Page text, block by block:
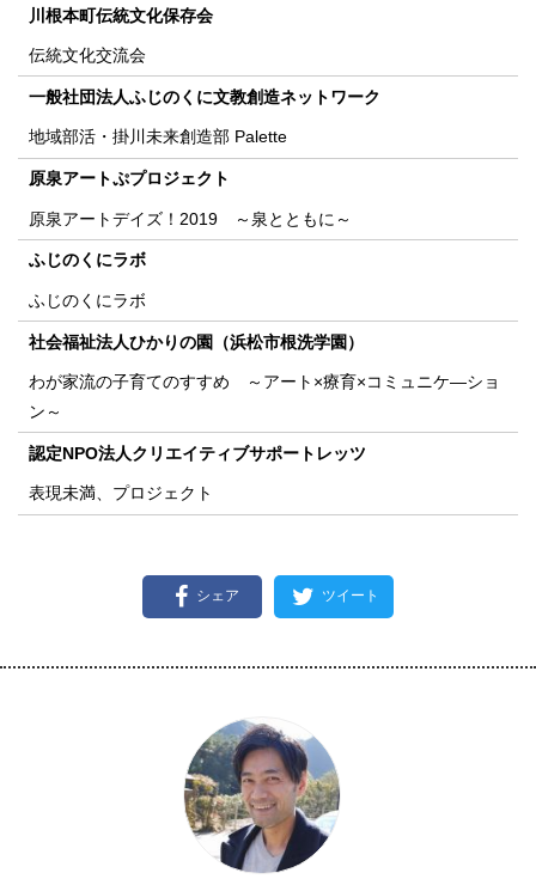
川根本町伝統文化保存会
伝統文化交流会
一般社団法人ふじのくに文教創造ネットワーク
地域部活・掛川未来創造部 Palette
原泉アートぷプロジェクト
原泉アートデイズ！2019 ～泉とともに～
ふじのくにラボ
ふじのくにラボ
社会福祉法人ひかりの園（浜松市根洗学園）
わが家流の子育てのすすめ ～アート×療育×コミュニケ―ショ
ン～
認定NPO法人クリエイティブサポートレッツ
表現未満、プロジェクト
シェア ツイート